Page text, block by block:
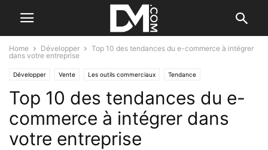
Home Développer
Top 10 des tendances du e-commerce à intégrer
dans votre entreprise
Développer Vente Les outils commerciaux Tendance
Les tendances Par les nouvelles tendances
Valorisation d'entreprise
Top 10 des tendances du e-
commerce à intégrer dans
votre entreprise